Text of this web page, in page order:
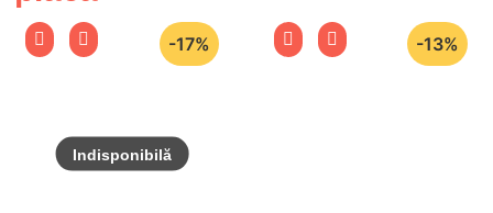
-17% -13%